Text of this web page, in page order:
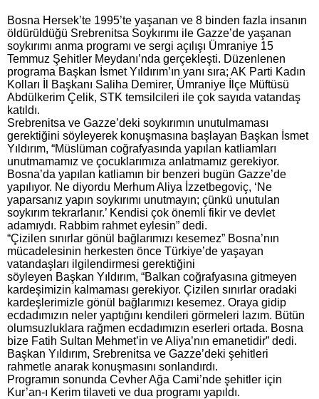
Bosna Hersek’te 1995’te yaşanan ve 8 binden fazla insanın
öldürüldüğü Srebrenitsa Soykırımı ile Gazze’de yaşanan
soykırımı anma programı ve sergi açılışı Ümraniye 15
Temmuz Şehitler Meydanı’nda gerçekleşti. Düzenlenen
programa Başkan İsmet Yıldırım’ın yanı sıra; AK Parti Kadın
Kolları İl Başkanı Saliha Demirer, Ümraniye İlçe Müftüsü
Abdülkerim Çelik, STK temsilcileri ile çok sayıda vatandaş
katıldı.
Srebrenitsa ve Gazze’deki soykırımın unutulmaması
gerektiğini söyleyerek konuşmasına başlayan Başkan İsmet
Yıldırım, “Müslüman coğrafyasında yapılan katliamları
unutmamamız ve çocuklarımıza anlatmamız gerekiyor.
Bosna’da yapılan katliamın bir benzeri bugün Gazze’de
yapılıyor. Ne diyordu Merhum Aliya İzzetbegoviç, ‘Ne
yaparsanız yapın soykırımı unutmayın; çünkü unutulan
soykırım tekrarlanır.’ Kendisi çok önemli fikir ve devlet
adamıydı. Rabbim rahmet eylesin” dedi.
“Çizilen sınırlar gönül bağlarımızı kesemez” Bosna’nın
mücadelesinin herkesten önce Türkiye’de yaşayan
vatandaşları ilgilendirmesi gerektiğini
söyleyen Başkan Yıldırım, “Balkan coğrafyasına gitmeyen
kardeşimizin kalmaması gerekiyor. Çizilen sınırlar oradaki
kardeşlerimizle gönül bağlarımızı kesemez. Oraya gidip
ecdadımızın neler yaptığını kendileri görmeleri lazım. Bütün
olumsuzluklara rağmen ecdadımızın eserleri ortada. Bosna
bize Fatih Sultan Mehmet’in ve Aliya’nın emanetidir” dedi.
Başkan Yıldırım, Srebrenitsa ve Gazze’deki şehitleri
rahmetle anarak konuşmasını sonlandırdı.
Programın sonunda Cevher Ağa Cami’nde şehitler için
Kur’an-ı Kerim tilaveti ve dua programı yapıldı.